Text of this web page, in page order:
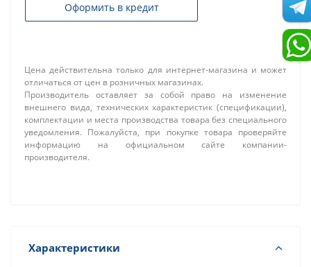
Оформить в кредит
Цена действительна только для интернет-магазина и может
отличаться от цен в розничных магазинах.
Производитель оставляет за собой право на изменение
внешнего вида, технических характеристик (спецификации),
комплектации и места производства товара без специального
уведомления. Пожалуйста, при покупке товара проверяйте
информацию на официальном сайте компании-
производителя.
Характеристики